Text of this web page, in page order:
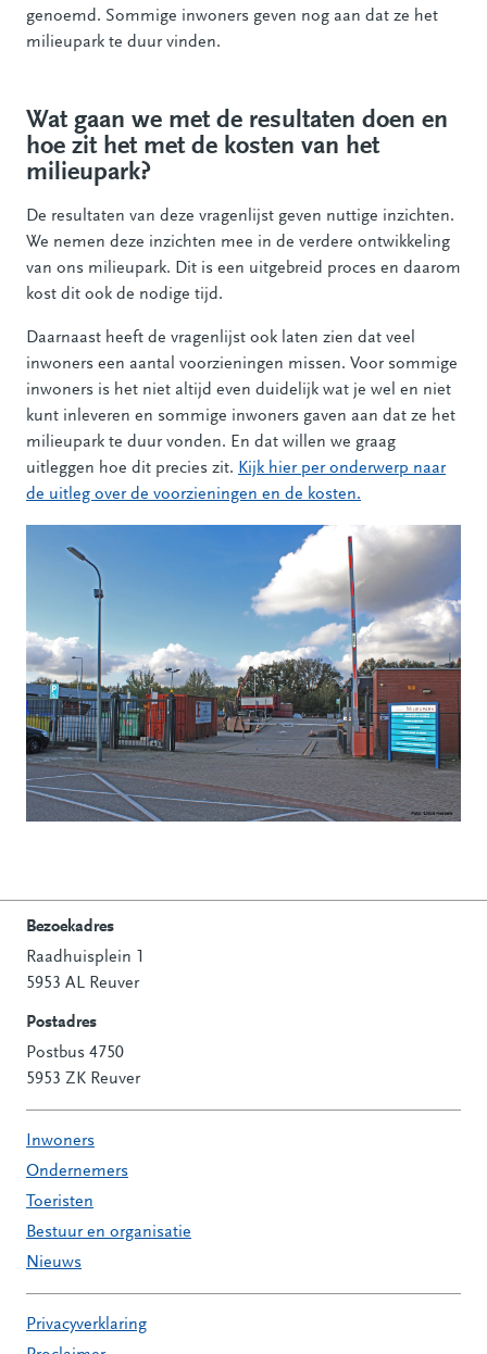
genoemd. Sommige inwoners geven nog aan dat ze het
milieupark te duur vinden.
Wat gaan we met de resultaten doen en
hoe zit het met de kosten van het
milieupark?
De resultaten van deze vragenlijst geven nuttige inzichten.
We nemen deze inzichten mee in de verdere ontwikkeling
van ons milieupark. Dit is een uitgebreid proces en daarom
kost dit ook de nodige tijd.
Daarnaast heeft de vragenlijst ook laten zien dat veel
inwoners een aantal voorzieningen missen. Voor sommige
inwoners is het niet altijd even duidelijk wat je wel en niet
kunt inleveren en sommige inwoners gaven aan dat ze het
milieupark te duur vonden. En dat willen we graag
uitleggen hoe dit precies zit. Kijk hier per onderwerp naar
de uitleg over de voorzieningen en de kosten.
Contactinformatie
Bezoekadres
Raadhuisplein 1
5953 AL Reuver
Postadres
Postbus 4750
5953 ZK Reuver
Inwoners
Ondernemers
Toeristen
Bestuur en organisatie
Nieuws
Privacyverklaring